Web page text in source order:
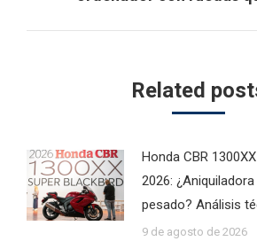
post:
Related
Honda CBR
2026:
pesado? Análisis
9 de agosto de 2026